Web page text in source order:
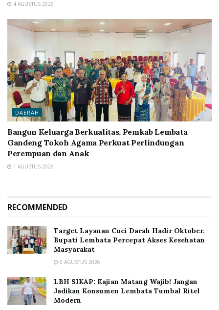
4 AGUSTUS 2026
DAERAH
Bangun Keluarga Berkualitas, Pemkab Lembata
Gandeng Tokoh Agama Perkuat Perlindungan
Perempuan dan Anak
1 AGUSTUS 2026
RECOMMENDED
Target Layanan Cuci Darah Hadir Oktober,
Bupati Lembata Percepat Akses Kesehatan
Masyarakat
6 AGUSTUS 2026
LBH SIKAP: Kajian Matang Wajib! Jangan
Jadikan Konsumen Lembata Tumbal Ritel
Modern